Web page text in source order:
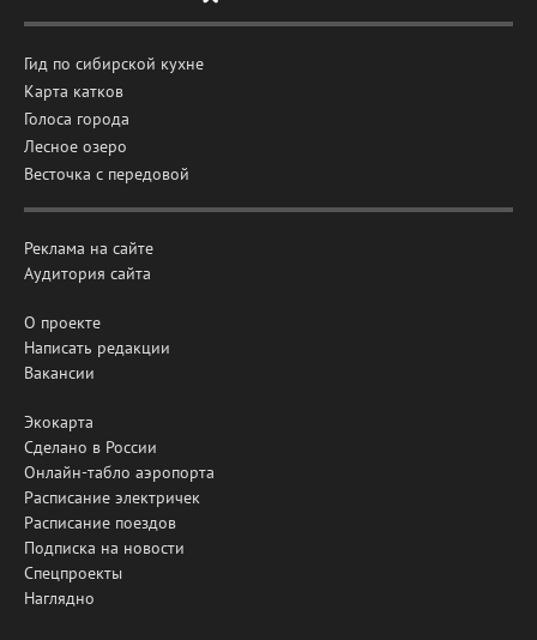
Гид по сибирской кухне
Карта катков
Голоса города
Лесное озеро
Весточка с передовой
Реклама на сайте
Аудитория сайта
О проекте
Написать редакции
Вакансии
Экокарта
Сделано в России
Онлайн-табло аэропорта
Расписание электричек
Расписание поездов
Подписка на новости
Спецпроекты
Наглядно